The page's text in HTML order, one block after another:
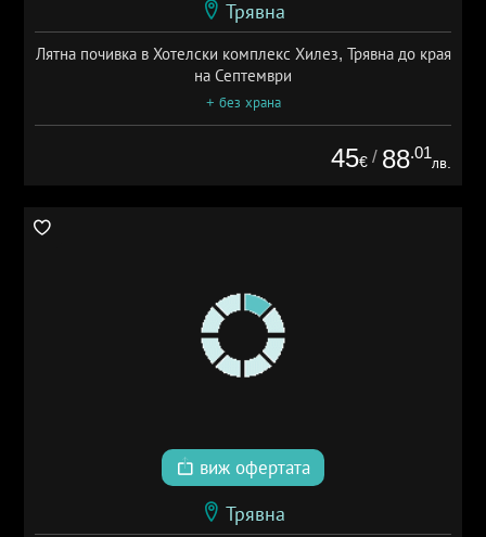
Трявна
Лятна почивка в Хотелски комплекс Хилез, Трявна до края
на Септември
+ без храна
45€ / 88.01
лв.
виж офертата
Трявна